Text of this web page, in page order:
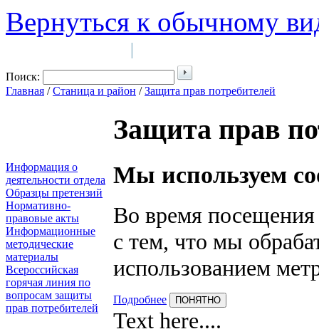
Вернуться к обычному
|
Поиск:
Главная /Станица и район /Защита прав потребителей
Информация о
деятельности отдела
Образцы претензий
Нормативно-
правовые акты
Информационные
методические
материалы
Всероссийская
горячая линия по
вопросам защиты
прав потребителей
Защита прав
Мы используем
Во время посещения
с тем, что мы
использованием
Подробнее ПОНЯТНО
Text here....